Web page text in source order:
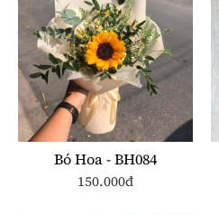
Bó Hoa - BH084
150.000đ